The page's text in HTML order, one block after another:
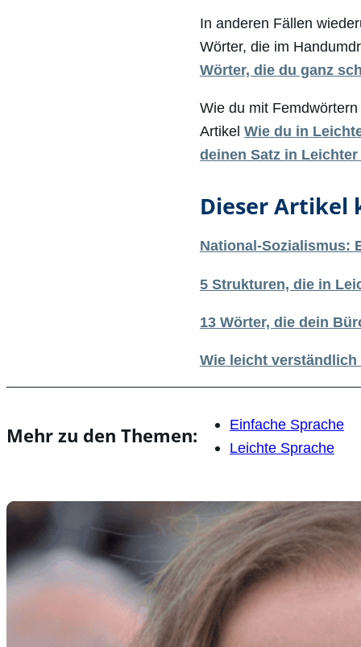
In anderen Fällen
Wörter, die im
Wörter, die du ganz
Wie du mit
Artikel Wie du in
deinen Satz in
Dieser Artikel
National-Sozialismus:
5 Strukturen, die in
13 Wörter, die dein
Wie leicht
Mehr zu den Themen:
Einfache Sprache
Leichte Sprache